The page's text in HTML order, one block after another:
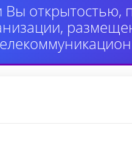
открытостью,